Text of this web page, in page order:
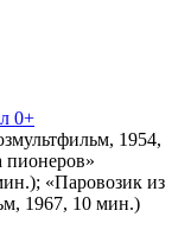
0+
1954,
«Паровозик из
1967, 10 мин.)